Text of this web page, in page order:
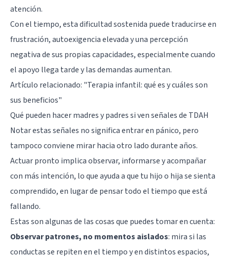
atención.
Con el tiempo, esta dificultad sostenida puede traducirse en
frustración, autoexigencia elevada y una percepción
negativa de sus propias capacidades, especialmente cuando
el apoyo llega tarde y las demandas aumentan.
Artículo relacionado: "Terapia infantil: qué es y cuáles son
sus beneficios"
Qué pueden hacer madres y padres si ven señales de TDAH
Notar estas señales no significa entrar en pánico, pero
tampoco conviene mirar hacia otro lado durante años.
Actuar pronto implica observar, informarse y acompañar
con más intención, lo que ayuda a que tu hijo o hija se sienta
comprendido, en lugar de pensar todo el tiempo que está
fallando.
Estas son algunas de las cosas que puedes tomar en cuenta:
Observar patrones, no momentos aislados: mira si las
conductas se repiten en el tiempo y en distintos espacios,